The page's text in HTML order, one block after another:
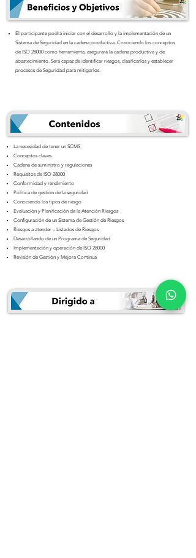
El participante podrá iniciar con el desarrollo y la implementación de un
Sistema de Seguridad en la cadena productiva. Conociendo los conceptos
de ISO 28000 como herramienta, asegurará la cadena productiva y de
abastecimiento. Será capaz de identificar riesgos, clasificarlos y establecer
procesos de Seguridad para mitigarlos.
La necesidad de tener un SCMS
Conceptos claves
Cadena de suministro y regulaciones
Requisitos de ISO 28000
Conformidad y rendimiento
Política de gestión de la seguridad
Conociendo los tipos de riesgo
Evaluación y Planificación de la Atención Riesgos
Configuración de un Sistema de Gestión de Riesgos
Riesgos a atender – Listados de Riesgos
Desarrollando de un Programa de Seguridad
Implementación y operación de ISO 28000
Revisión de Gestión y Mejora Continua